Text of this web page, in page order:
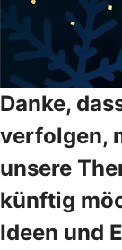
Danke,
verfolgen,
unsere
künftig
Ideen und